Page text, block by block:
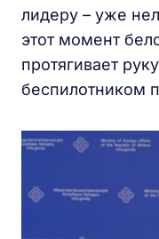
лидеру – уже
этот момент
протягивает
беспилотником